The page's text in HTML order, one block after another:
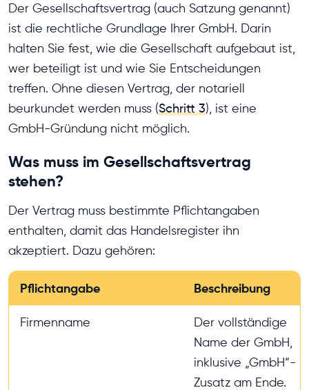
Der Gesellschaftsvertrag (auch Satzung genannt)
ist die rechtliche Grundlage Ihrer GmbH. Darin
halten Sie fest, wie die Gesellschaft aufgebaut ist,
wer beteiligt ist und wie Sie Entscheidungen
treffen. Ohne diesen Vertrag, der notariell
beurkundet werden muss (Schritt 3), ist eine
GmbH-Gründung nicht möglich.
Was muss im Gesellschaftsvertrag
stehen?
Der Vertrag muss bestimmte Pflichtangaben
enthalten, damit das Handelsregister ihn
akzeptiert. Dazu gehören:
Pflichtangabe Beschreibung
Firmenname
Der vollständige
Name der GmbH,
inklusive „GmbH“-
Zusatz am Ende.